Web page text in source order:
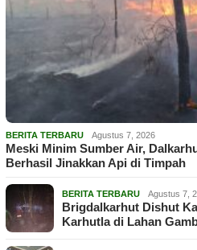
BERITA TERBARU Agustus 7, 2026
Meski Minim Sumber Air,
Berhasil Jinakkan Api di Timpah
BERITA TERBARU Agustus 7,
Brigdalkarhut Dishut
Karhutla di Lahan